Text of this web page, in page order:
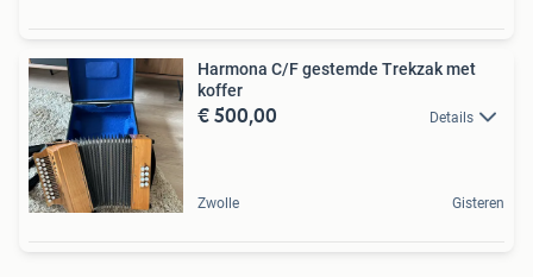
Harmona C/F gestemde Trekzak met
koffer
€ 500,00 Details
Zwolle Gisteren